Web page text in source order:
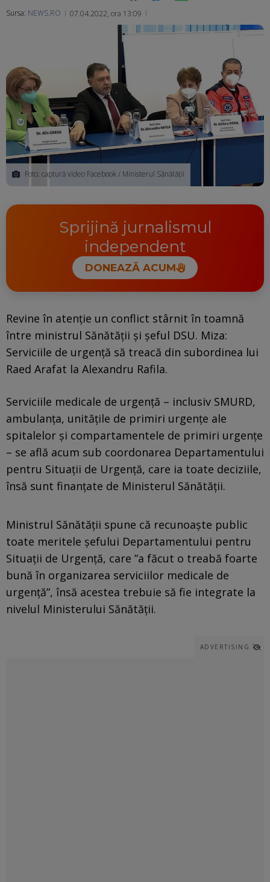
Sursa: NEWS.RO 07.04.2022, ora 13:09
Foto: captură video Facebook / Ministerul Sănătății
Sprijină jurnalismul
independent
DONEAZĂ ACUM
Revine în atenţie un conflict stârnit în toamnă
între ministrul Sănătăţii şi şeful DSU. Miza:
Serviciile de urgenţă să treacă din subordinea lui
Raed Arafat la Alexandru Rafila.
Serviciile medicale de urgență – inclusiv SMURD,
ambulanța, unitățile de primiri urgențe ale
spitalelor și compartamentele de primiri urgențe
– se află acum sub coordonarea Departamentului
pentru Situații de Urgență, care ia toate deciziile,
însă sunt finanțate de Ministerul Sănătății.
Ministrul Sănătăţii spune că recunoaşte public
toate meritele şefului Departamentului pentru
Situaţii de Urgenţă, care ”a făcut o treabă foarte
bună în organizarea serviciilor medicale de
urgenţă”, însă acestea trebuie să fie integrate la
nivelul Ministerului Sănătăţii.
ADVERTISING